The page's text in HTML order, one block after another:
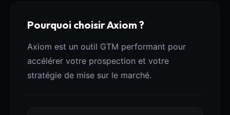
Pourquoi choisir Axiom ?
Axiom est un outil GTM performant pour
accélérer votre prospection et votre
stratégie de mise sur le marché.